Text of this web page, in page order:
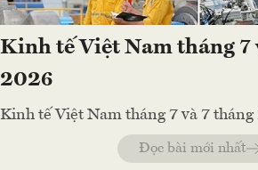
Kinh tế Việt Nam tháng 7
2026
Kinh tế Việt Nam tháng 7 và 7 tháng
Đọc bài mới nhất